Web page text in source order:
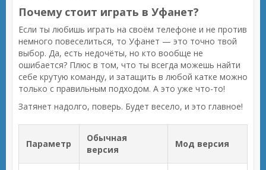
Почему стоит играть в Уфанет?
Если ты любишь играть на своём телефоне и не против
немного повеселиться, то Уфанет — это точно твой
выбор. Да, есть недочёты, но кто вообще не
ошибается? Плюс в том, что ты всегда можешь найти
себе крутую команду, и затащить в любой катке можно
только с правильным подходом. А это уже что-то!
Затянет надолго, поверь. Будет весело, и это главное!
Параметр
Обычная
версия
Мод версия